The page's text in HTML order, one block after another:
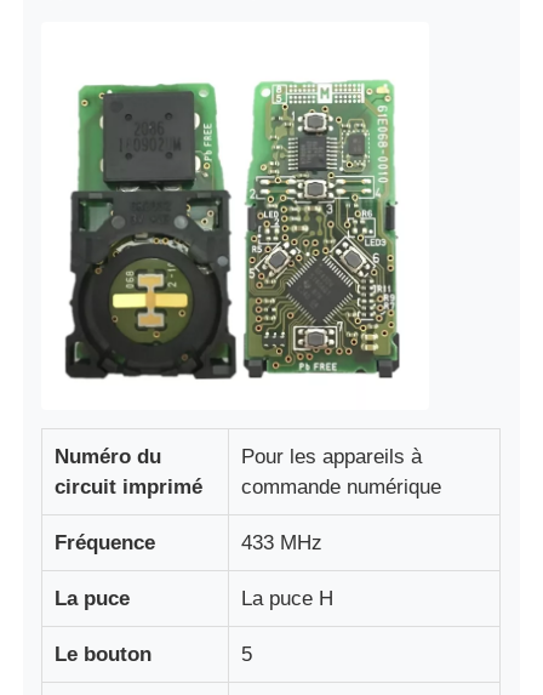
Aperçu
Produits
Vidéos
Numéro du
circuit imprimé
Pour les appareils à
commande numérique
Fréquence 433 MHz
La puce La puce H
Le bouton 5